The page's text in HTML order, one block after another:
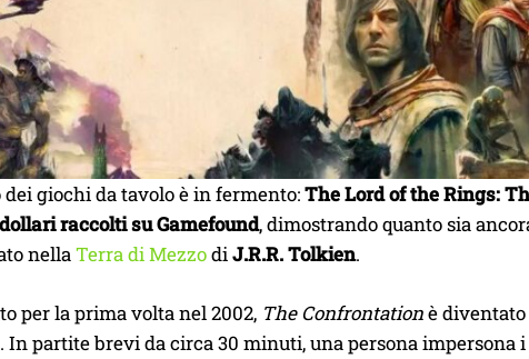
giochi da tavolo è in fermento:The Lord of the Rings:
raccolti su Gamefound, dimostrando quanto sia
nellaTerra di MezzodiJ.R.R. Tolkien.
per la prima volta nel 2002, The Confrontationè
In partite brevi da circa 30 minuti, una persona impersona i